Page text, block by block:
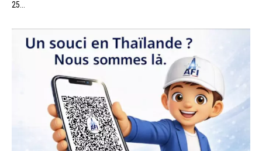
25...